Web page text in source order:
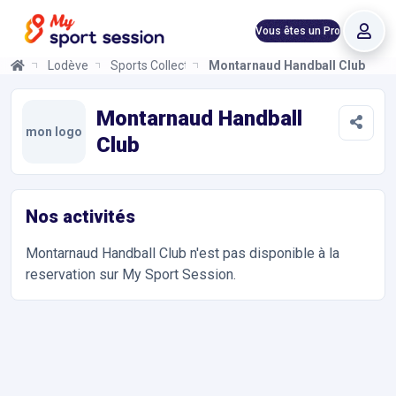
Vous êtes un Pro
Lodève Sports Collectifs Montarnaud Handball Club
mon logo
Montarnaud Handball
Club
Nos activités
Montarnaud Handball Club n'est pas disponible à la
reservation sur My Sport Session.